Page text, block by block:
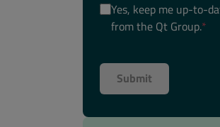
Yes, keep me up-to-
from the Qt Group.*